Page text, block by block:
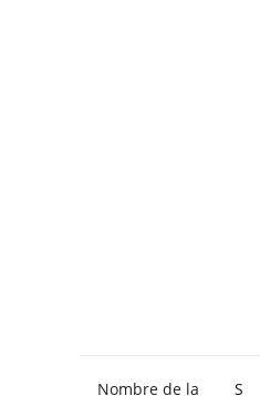
Nombre de la
S